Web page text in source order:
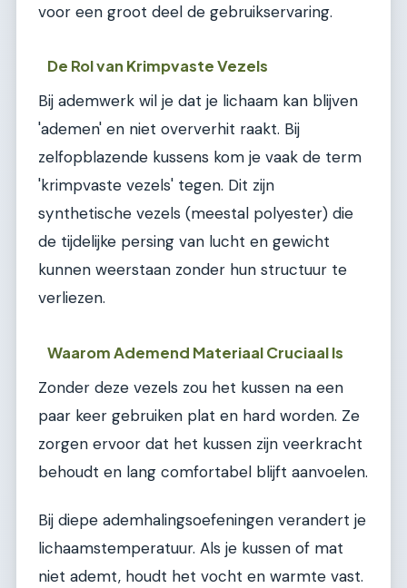
voor een groot deel de gebruikservaring.
De Rol van Krimpvaste Vezels
Bij ademwerk wil je dat je lichaam kan blijven
'ademen' en niet oververhit raakt. Bij
zelfopblazende kussens kom je vaak de term
'krimpvaste vezels' tegen. Dit zijn
synthetische vezels (meestal polyester) die
de tijdelijke persing van lucht en gewicht
kunnen weerstaan zonder hun structuur te
verliezen.
Waarom Ademend Materiaal Cruciaal Is
Zonder deze vezels zou het kussen na een
paar keer gebruiken plat en hard worden. Ze
zorgen ervoor dat het kussen zijn veerkracht
behoudt en lang comfortabel blijft aanvoelen.
Bij diepe ademhalingsoefeningen verandert je
lichaamstemperatuur. Als je kussen of mat
niet ademt, houdt het vocht en warmte vast.